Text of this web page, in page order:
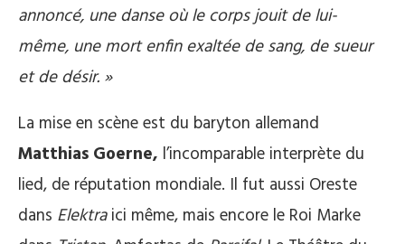
annoncé, une danse où le corps jouit de lui-
même, une mort enfin exaltée de sang, de sueur
et de désir. »
La mise en scène est du baryton allemand
Matthias Goerne, l’incomparable interprète du
lied, de réputation mondiale. Il fut aussi Oreste
dans Elektraici même, mais encore le Roi Marke